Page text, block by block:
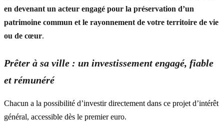
en devenant un acteur engagé pour la préservation d’un
patrimoine commun et le rayonnement de votre territoire de vie
ou de cœur.
Prêter à sa ville : un investissement engagé, fiable
et rémunéré
Chacun a la possibilité d’investir directement dans ce projet d’intérêt
général, accessible dès le premier euro.